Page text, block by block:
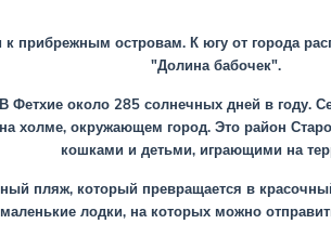
прибрежным островам. К югу от города
"Долина бабочек".
около 285 солнечных дней в году.
холме, окружающем город. Это район
кошками и детьми, играющими на
пляж, который превращается в
лодки, на которых можно